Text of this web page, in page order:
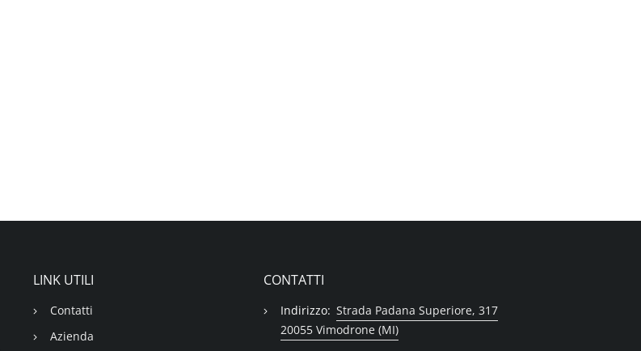
LINK UTILI
Contatti
Azienda
CONTATTI
Indirizzo: Strada Padana Superiore, 317
20055 Vimodrone (MI)